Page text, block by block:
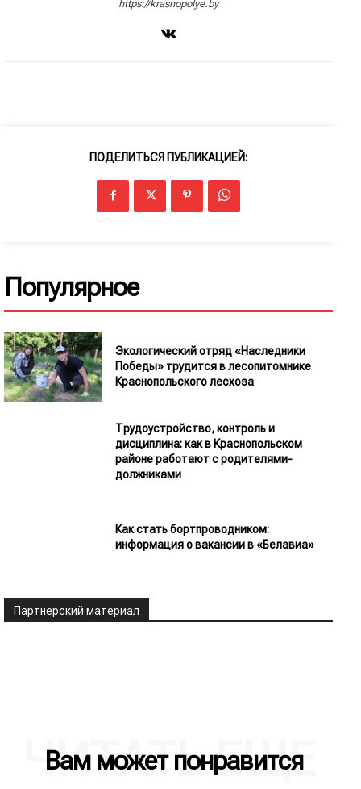
https://krasnopolye.by
ПОДЕЛИТЬСЯ ПУБЛИКАЦИЕЙ:
Популярное
Экологический отряд «Наследники
Победы» трудится в лесопитомнике
Краснопольского лесхоза
Трудоустройство, контроль и
дисциплина: как в Краснопольском
районе работают с родителями-
должниками
Как стать бортпроводником:
информация о вакансии в «Белавиа»
Партнерский материал
Вам может понравится
ЧИТАТЬ ЕЩЕ